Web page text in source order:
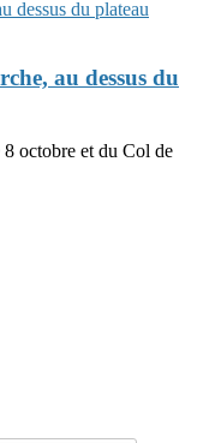
au dessus du
octobre et du Col de